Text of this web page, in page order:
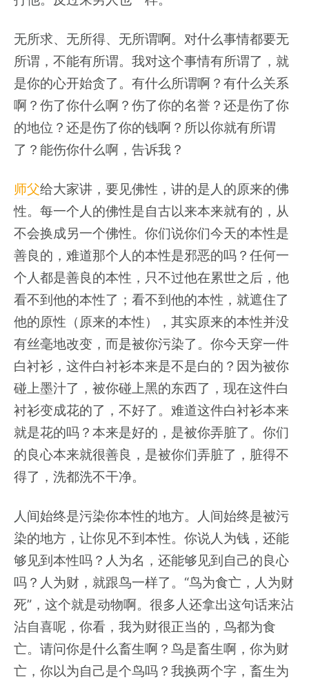
无所求、无所得、无所谓啊。对什么事情都要无
所谓，不能有所谓。我对这个事情有所谓了，就
是你的心开始贪了。有什么所谓啊？有什么关系
啊？伤了你什么啊？伤了你的名誉？还是伤了你
的地位？还是伤了你的钱啊？所以你就有所谓
了？能伤你什么啊，告诉我？
师父给大家讲，要见佛性，讲的是人的原来的佛
性。每一个人的佛性是自古以来本来就有的，从
不会换成另一个佛性。你们说你们今天的本性是
善良的，难道那个人的本性是邪恶的吗？任何一
个人都是善良的本性，只不过他在累世之后，他
看不到他的本性了；看不到他的本性，就遮住了
他的原性（原来的本性），其实原来的本性并没
有丝毫地改变，而是被你污染了。你今天穿一件
白衬衫，这件白衬衫本来是不是白的？因为被你
碰上墨汁了，被你碰上黑的东西了，现在这件白
衬衫变成花的了，不好了。难道这件白衬衫本来
就是花的吗？本来是好的，是被你弄脏了。你们
的良心本来就很善良，是被你们弄脏了，脏得不
得了，洗都洗不干净。
人间始终是污染你本性的地方。人间始终是被污
染的地方，让你见不到本性。你说人为钱，还能
够见到本性吗？人为名，还能够见到自己的良心
吗？人为财，就跟鸟一样了。“鸟为食亡，人为财
死”，这个就是动物啊。很多人还拿出这句话来沾
沾自喜呢，你看，我为财很正当的，鸟都为食
亡。请问你是什么畜生啊？鸟是畜生啊，你为财
亡，你以为自己是个鸟吗？我换两个字，畜生为